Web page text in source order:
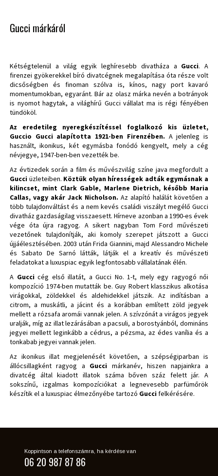
Gucci márkáról
Kétségtelenül a világ egyik leghíresebb divatháza a Gucci. A
firenzei gyökerekkel bíró divatcégnek megalapítása óta része volt
dicsőségben és finoman szólva is, kínos, nagy port kavaró
momentumokban, egyaránt. Bár az olasz márka nevén a botrányok
is nyomot hagytak, a világhírű Gucci vállalat ma is régi fényében
tündököl.
Az eredetileg nyeregkészítéssel foglalkozó kis üzletet,
Guccio Gucci alapította 1921-ben Firenzében. A jelenleg is
használt, ikonikus, két egymásba fonódó kengyelt, mely a cég
névjegye, 1947-ben-ben vezették be.
Az évtizedek során a film és művészvilág színe java megfordult a
Gucci üzleteiben. Köztük olyan hírességek adták egymásnak a
kilincset, mint Clark Gable, Marlene Dietrich, később Maria
Callas, vagy akár Jack Nicholson. Az alapító halálát követően a
több tulajdonváltást és a nem kevés családi viszályt megélő Gucci
divatház gazdaságilag visszaesett. Hírneve azonban a 1990-es évek
vége óta újra ragyog. A sikert nagyban Tom Ford művészeti
vezetőnek tulajdonítják, aki komoly szerepet játszott a Gucci
újjáélesztésében. 2003 után Frida Giannini, majd Alessandro Michele
és Sabato De Sarnó látták, látják el a kreatív és művészeti
feladatokat a luxuspiac egyik legfontosabb vállalatának élén.
A Guccicég első illatát, a Gucci No. 1-t, mely egy ragyogó női
kompozíció 1974-ben mutatták be. Guy Robert klasszikus alkotása
virágokkal, zöldekkel és aldehidekkel játszik. Az indításban a
citrom, a muskátli, a jácint és a korábban említett zöld jegyek
mellett a rózsafa aromái vannak jelen. A szívzónát a virágos jegyek
uralják, míg az illat lezárásában a pacsuli, a borostyánból, domináns
jegyei mellett leginkább a cédrus, a pézsma, az édes vanília és a
tonkabab jegyei vannak jelen.
Az ikonikus illat megjelenését követően, a szépségiparban is
állócsillagként ragyog a Gucci márkanév, hiszen napjainkra a
divatcég által kiadott illatok száma bőven száz felett jár. A
sokszínű, izgalmas kompozíciókat a legnevesebb parfümőrök
készítik el a luxuspiac élmezőnyébe tartozó Guccifelkérésére.
Koppintson a telefonszámra, ha kérdése van
06 20 987 87 86